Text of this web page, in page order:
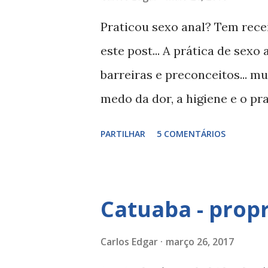
média o homem de raça
flácido não revela o real
pequeno? Um pénis
cm flácido ou 7,5 cm erecto,
Praticou sexo anal? Tem
este post... A prática de
barreiras e preconceitos...
medo da dor, a higiene e o
orifícios distintos e
sistema reprodutor e o ânus
PARTILHAR 5 COMENTÁRIOS
Catuaba -
Carlos Edgar março 26, 2017